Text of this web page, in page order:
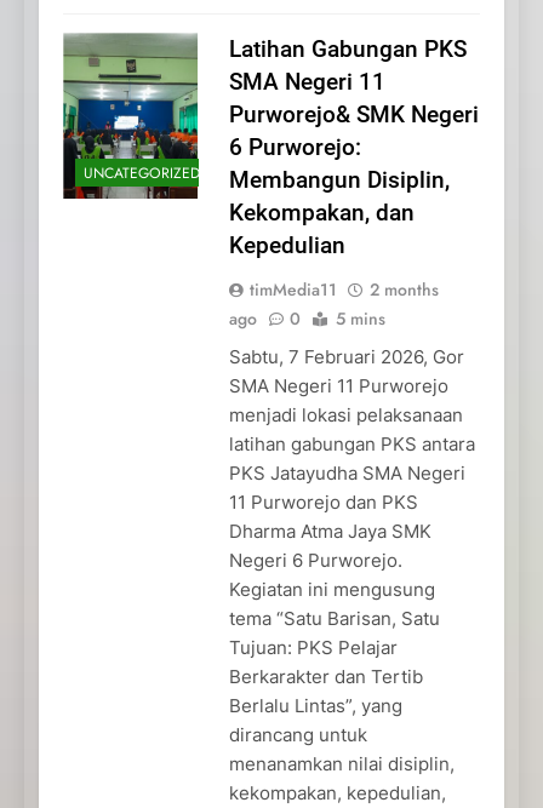
UNCATEGORIZED
Latihan Gabungan PKS
SMA Negeri 11
Purworejo& SMK Negeri
6 Purworejo:
Membangun Disiplin,
Kekompakan, dan
Kepedulian
timMedia11
2 months
ago
0 5 mins
Sabtu, 7 Februari 2026, Gor
SMA Negeri 11 Purworejo
menjadi lokasi pelaksanaan
latihan gabungan PKS antara
PKS Jatayudha SMA Negeri
11 Purworejo dan PKS
Dharma Atma Jaya SMK
Negeri 6 Purworejo.
Kegiatan ini mengusung
tema “Satu Barisan, Satu
Tujuan: PKS Pelajar
Berkarakter dan Tertib
Berlalu Lintas”, yang
dirancang untuk
menanamkan nilai disiplin,
kekompakan, kepedulian,